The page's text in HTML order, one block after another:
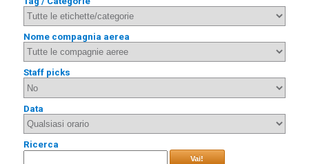
Nome compagnia aerea
Staff picks
Data
Ricerca
Vai!